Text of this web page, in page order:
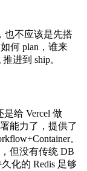
也不应该是先搭
何 plan，谁来
进到 ship。
是给 Vercel 做
能力了，提供了
。
但没有传统 DB
化的 Redis 足够